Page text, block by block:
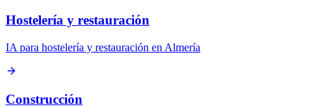
Hostelería y restauración
IA para hostelería y restauración en Almería
Construcción